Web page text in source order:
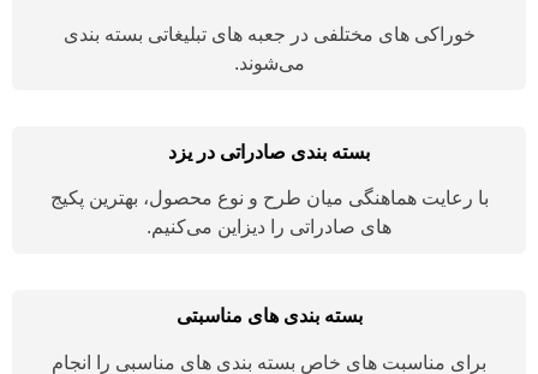
خوراکی های مختلفی در جعبه های تبلیغاتی بسته بندی
می‌شوند.
بسته بندی صادراتی در یزد
با رعایت هماهنگی میان طرح و نوع محصول، بهترین پکیج
های صادراتی را دیزاین می‌کنیم.
بسته بندی های مناسبتی
برای مناسبت های خاص بسته بندی های مناسبی را انجام